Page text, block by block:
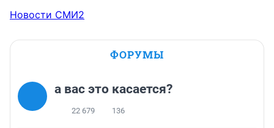
Новости СМИ2
ФОРУМЫ
а вас это касается?
22 679 136